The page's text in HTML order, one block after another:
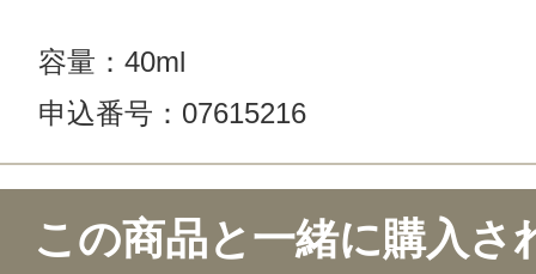
容量：40ml
申込番号：07615216
この商品と一緒に購入さ